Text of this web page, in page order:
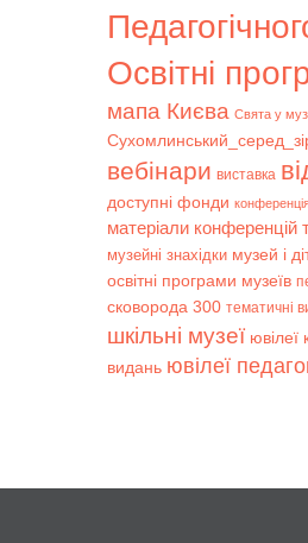
Освітні
мапа Києва Свята у
вебінари виставка
доступні фонди
матеріали конференцій
музейні знахідки музей і
освітні програми музеїв
сковорода 300 тематичні
шкільні музеї ювілеї
видань ювілеї